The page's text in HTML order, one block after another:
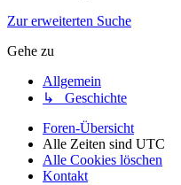
Zur erweiterten Suche
Gehe zu
Allgemein
↳ Geschichte
Foren-Übersicht
Alle Zeiten sind UTC
Alle Cookies löschen
Kontakt